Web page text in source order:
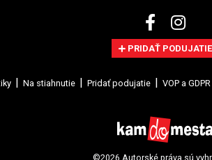
PRIDAŤ PODUJATIE
Na stiahnutie Pridať podujatie VOP a GDPR
©2026 Autorské práva sú